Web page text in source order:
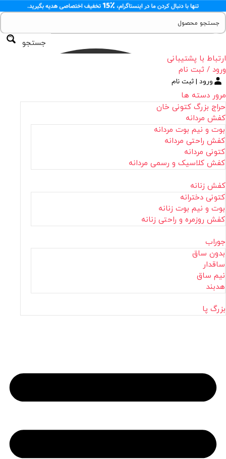
جستجو
ارتباط با پشتیبانی
ورود / ثبت نام
ورود | ثبت نام
مرور دسته ها
حراج بزرگ کتونی خان
کفش مردانه
بوت و نیم بوت مردانه
کفش راحتی مردانه
کتونی مردانه
کفش کلاسیک و رسمی مردانه
کفش زنانه
کتونی دخترانه
بوت و نیم بوت زنانه
کفش روزمره و راحتی زنانه
جوراب
بدون ساق
ساقدار
نیم ساق
هدبند
بزرگ پا